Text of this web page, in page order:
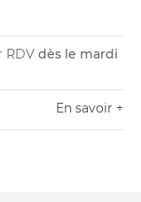
RDV dès le mardi
En savoir +